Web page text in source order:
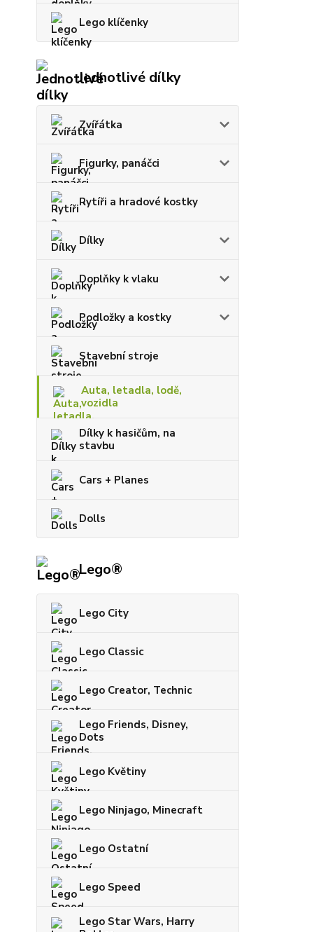
Lego klíčenky
Jednotlivé dílky
Zvířátka
Figurky, panáčci
Rytíři a hradové kostky
Dílky
Doplňky k vlaku
Podložky a kostky
Stavební stroje
Auta, letadla, lodě,
vozidla
Dílky k hasičům, na
stavbu
Cars + Planes
Dolls
Lego®
Lego City
Lego Classic
Lego Creator, Technic
Lego Friends, Disney,
Dots
Lego Květiny
Lego Ninjago, Minecraft
Lego Ostatní
Lego Speed
Lego Star Wars, Harry